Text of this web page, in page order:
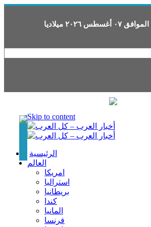
الموافق ٠٧ أغسطس ٢٠٢٦ ميلاديا
Skip to content
الرئيسية
العالم
امريكا
استراليا
بريطانيا
كندا
المانيا
فرنسا